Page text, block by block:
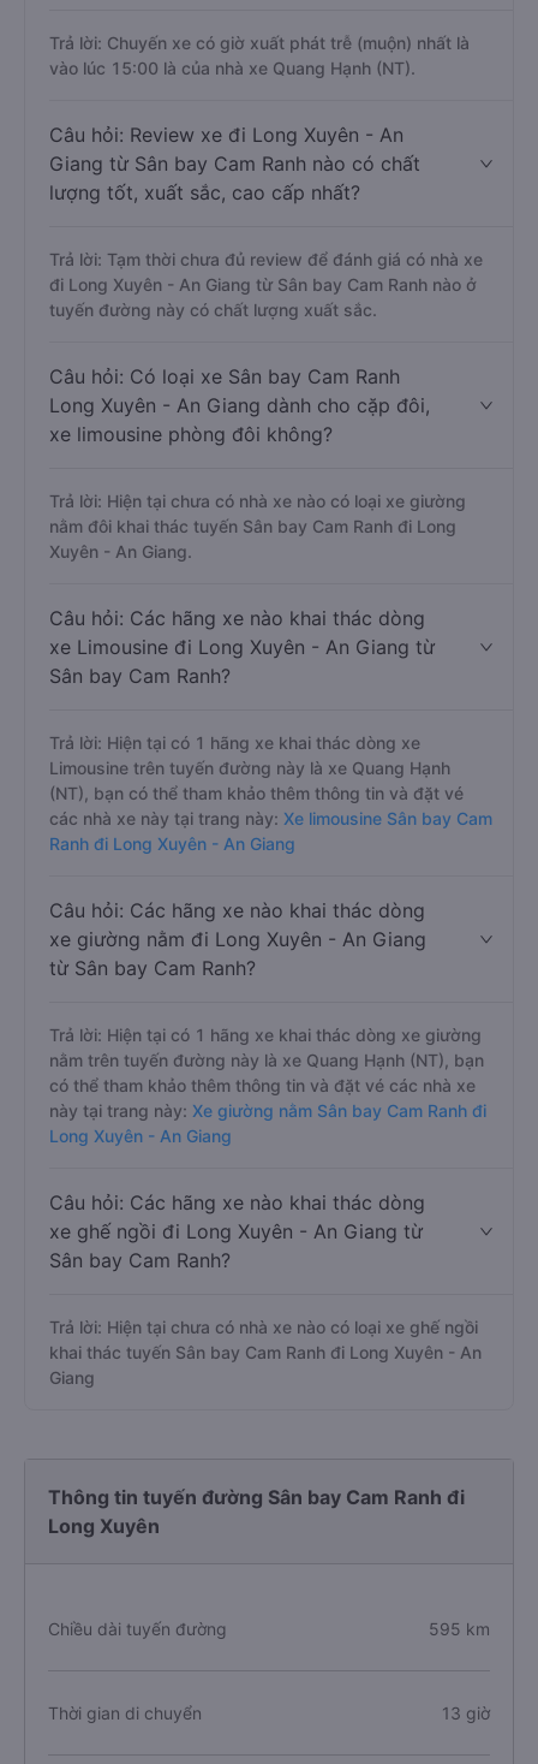
Trả lời: Chuyến xe có giờ xuất phát trễ (muộn) nhất là
vào lúc 15:00 là của nhà xe Quang Hạnh (NT).
Câu hỏi: Review xe đi Long Xuyên - An
Giang từ Sân bay Cam Ranh nào có chất
lượng tốt, xuất sắc, cao cấp nhất?
Trả lời: Tạm thời chưa đủ review để đánh giá có nhà xe
đi Long Xuyên - An Giang từ Sân bay Cam Ranh nào ở
tuyến đường này có chất lượng xuất sắc.
Câu hỏi: Có loại xe Sân bay Cam Ranh
Long Xuyên - An Giang dành cho cặp đôi,
xe limousine phòng đôi không?
Trả lời: Hiện tại chưa có nhà xe nào có loại xe giường
nằm đôi khai thác tuyến Sân bay Cam Ranh đi Long
Xuyên - An Giang.
Câu hỏi: Các hãng xe nào khai thác dòng
xe Limousine đi Long Xuyên - An Giang từ
Sân bay Cam Ranh?
Trả lời: Hiện tại có 1 hãng xe khai thác dòng xe
Limousine trên tuyến đường này là xe Quang Hạnh
(NT), bạn có thể tham khảo thêm thông tin và đặt vé
các nhà xe này tại trang này: Xe limousine Sân bay Cam
Ranh đi Long Xuyên - An Giang
Câu hỏi: Các hãng xe nào khai thác dòng
xe giường nằm đi Long Xuyên - An Giang
từ Sân bay Cam Ranh?
Trả lời: Hiện tại có 1 hãng xe khai thác dòng xe giường
nằm trên tuyến đường này là xe Quang Hạnh (NT), bạn
có thể tham khảo thêm thông tin và đặt vé các nhà xe
này tại trang này: Xe giường nằm Sân bay Cam Ranh đi
Long Xuyên - An Giang
Câu hỏi: Các hãng xe nào khai thác dòng
xe ghế ngồi đi Long Xuyên - An Giang từ
Sân bay Cam Ranh?
Trả lời: Hiện tại chưa có nhà xe nào có loại xe ghế ngồi
khai thác tuyến Sân bay Cam Ranh đi Long Xuyên - An
Giang
Thông tin tuyến đường Sân bay Cam Ranh đi
Long Xuyên
Chiều dài tuyến đường 595 km
Thời gian di chuyển 13 giờ